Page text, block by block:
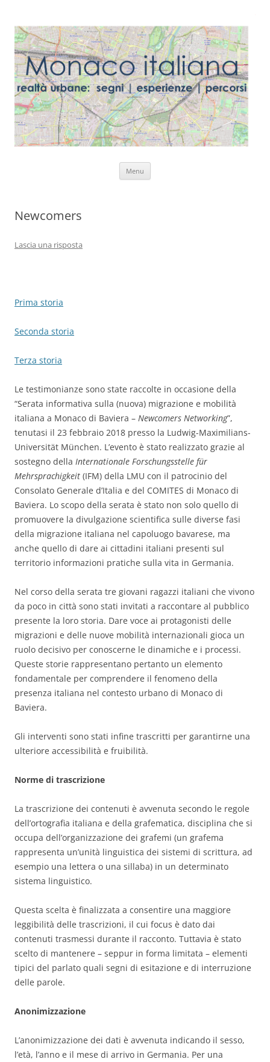
Menu
Newcomers
Lascia una risposta
Prima storia
Seconda storia
Terza storia
Le testimonianze sono state raccolte in occasione della
“Serata informativa sulla (nuova) migrazione e mobilità
italiana a Monaco di Baviera – Newcomers Networking”,
tenutasi il 23 febbraio 2018 presso la Ludwig-Maximilians-
Universität München. L’evento è stato realizzato grazie al
sostegno della Internationale Forschungsstelle für
Mehrsprachigkeit (IFM) della LMU con il patrocinio del
Consolato Generale d’Italia e del COMITES di Monaco di
Baviera. Lo scopo della serata è stato non solo quello di
promuovere la divulgazione scientifica sulle diverse fasi
della migrazione italiana nel capoluogo bavarese, ma
anche quello di dare ai cittadini italiani presenti sul
territorio informazioni pratiche sulla vita in Germania.
Nel corso della serata tre giovani ragazzi italiani che vivono
da poco in città sono stati invitati a raccontare al pubblico
presente la loro storia. Dare voce ai protagonisti delle
migrazioni e delle nuove mobilità internazionali gioca un
ruolo decisivo per conoscerne le dinamiche e i processi.
Queste storie rappresentano pertanto un elemento
fondamentale per comprendere il fenomeno della
presenza italiana nel contesto urbano di Monaco di
Baviera.
Gli interventi sono stati infine trascritti per garantirne una
ulteriore accessibilità e fruibilità.
Norme di trascrizione
La trascrizione dei contenuti è avvenuta secondo le regole
dell’ortografia italiana e della grafematica, disciplina che si
occupa dell’organizzazione dei grafemi (un grafema
rappresenta un’unità linguistica dei sistemi di scrittura, ad
esempio una lettera o una sillaba) in un determinato
sistema linguistico.
Questa scelta è finalizzata a consentire una maggiore
leggibilità delle trascrizioni, il cui focus è dato dai
contenuti trasmessi durante il racconto. Tuttavia è stato
scelto di mantenere – seppur in forma limitata – elementi
tipici del parlato quali segni di esitazione e di interruzione
delle parole.
Anonimizzazione
L’anonimizzazione dei dati è avvenuta indicando il sesso,
l’età, l’anno e il mese di arrivo in Germania. Per una